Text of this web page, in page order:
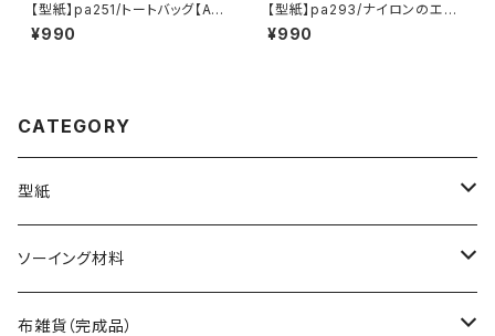
【型紙】pa251/トートバッグ【A
3・マチなし】
¥990
【型紙】pa293/ナイロンのエコ
バッグ【6】
¥990
CATEGORY
型紙
バッグ（型紙）
トートバッグ（型紙）
ポーチ・ケース（型紙）
ソーイング材料
生地
布雑貨（完成品）